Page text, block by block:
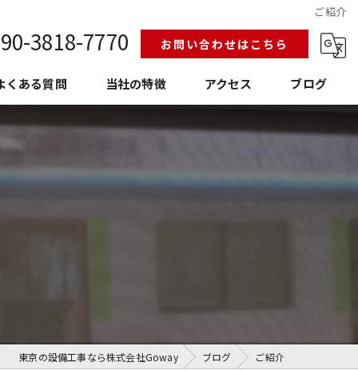
ご紹介
3818-7770 お問い合わせはこちら
くある質問 当社の特徴
換気空調工事
アクセス ブログ
東京の設備工事なら株式会社Goway ブログ ご紹介